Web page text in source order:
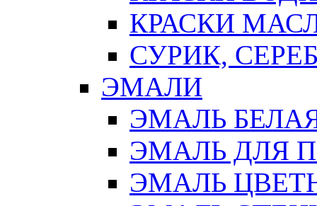
КРАСКИ
СУРИК,
ЭМАЛИ
ЭМАЛЬ
ЭМАЛЬ ДЛЯ
ЭМАЛЬ